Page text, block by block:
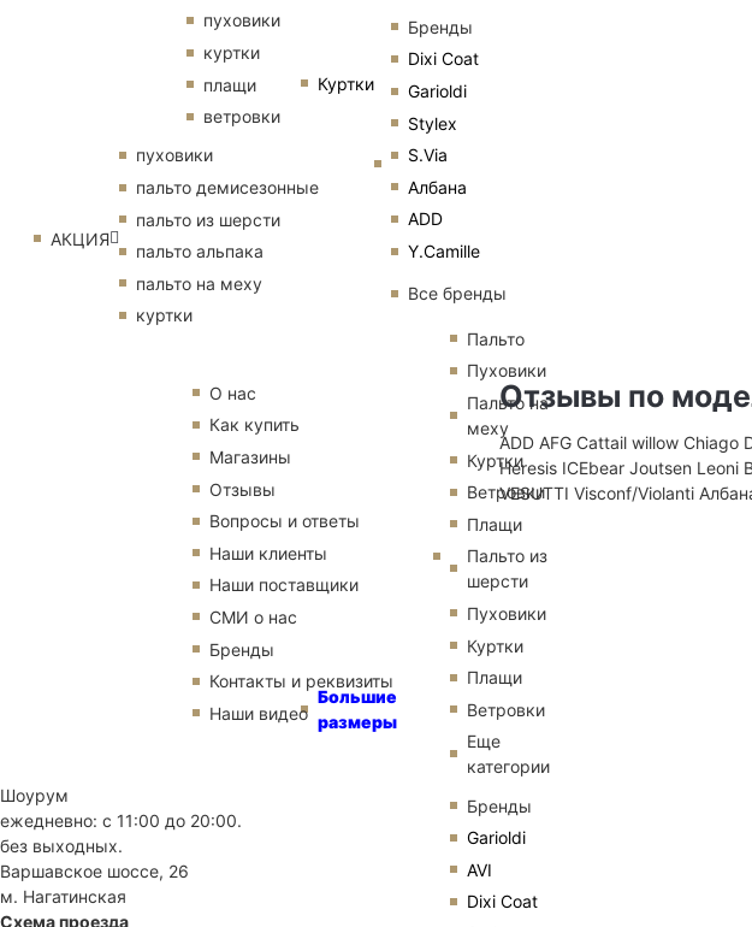
Куртки
Бренды
Dixi Coat
Garioldi
Stylex
S.Via
Албана
ADD
Y.Camille
Все бренды
Большие
размеры
Пальто
Пуховики
Пальто на
меху
Куртки
Ветровки
Плащи
Пальто из
шерсти
Пуховики
Куртки
Плащи
Ветровки
Еще
категории
Бренды
Garioldi
AVI
Dixi Coat
пуховики
куртки
плащи
ветровки
АКЦИЯ
пуховики
пальто демисезонные
пальто из шерсти
пальто альпака
пальто на меху
куртки
О нас
Как купить
Магазины
Отзывы
Вопросы и ответы
Наши клиенты
Наши поставщики
СМИ о нас
Бренды
Контакты и реквизиты
Наши видео
Отзывы по
ADD AFG Cattail willow Chiago
Heresis ICEbearJoutsen Leoni
VESUTTIVisconf/Violanti
Шоурум
ежедневно: с 11:00 до 20:00.
без выходных.
Варшавское шоссе, 26
м. Нагатинская
Схема проезда